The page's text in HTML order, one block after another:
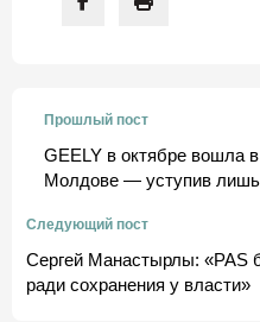
Прошлый пост
GEELY в октябре вошла
Молдове — уступив лишь
Следующий пост
Сергей Манастырлы: «PAS
ради сохранения у власти»